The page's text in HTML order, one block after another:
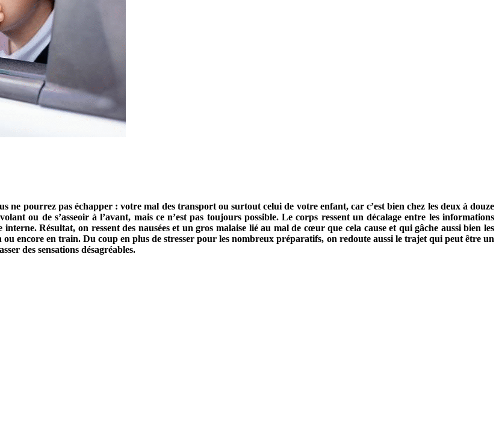
ne pourrez pas échapper : votre mal des transport ou surtout celui de votre enfant, car c’est bien chez les deux à douze
ou de s’asseoir à l’avant, mais ce n’est pas toujours possible. Le corps ressent un décalage entre les informations
Résultat, on ressent des nausées et un gros malaise lié au mal de cœur que cela cause et qui gâche aussi bien les
ou encore en train. Du coup en plus de stresser pour les nombreux préparatifs, on redoute aussi le trajet qui peut être un
des sensations désagréables.